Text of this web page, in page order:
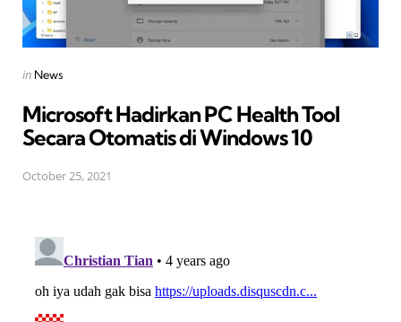
Posted
in News
Microsoft Hadirkan PC Health Tool
Secara Otomatis di Windows 10
October 25, 2021